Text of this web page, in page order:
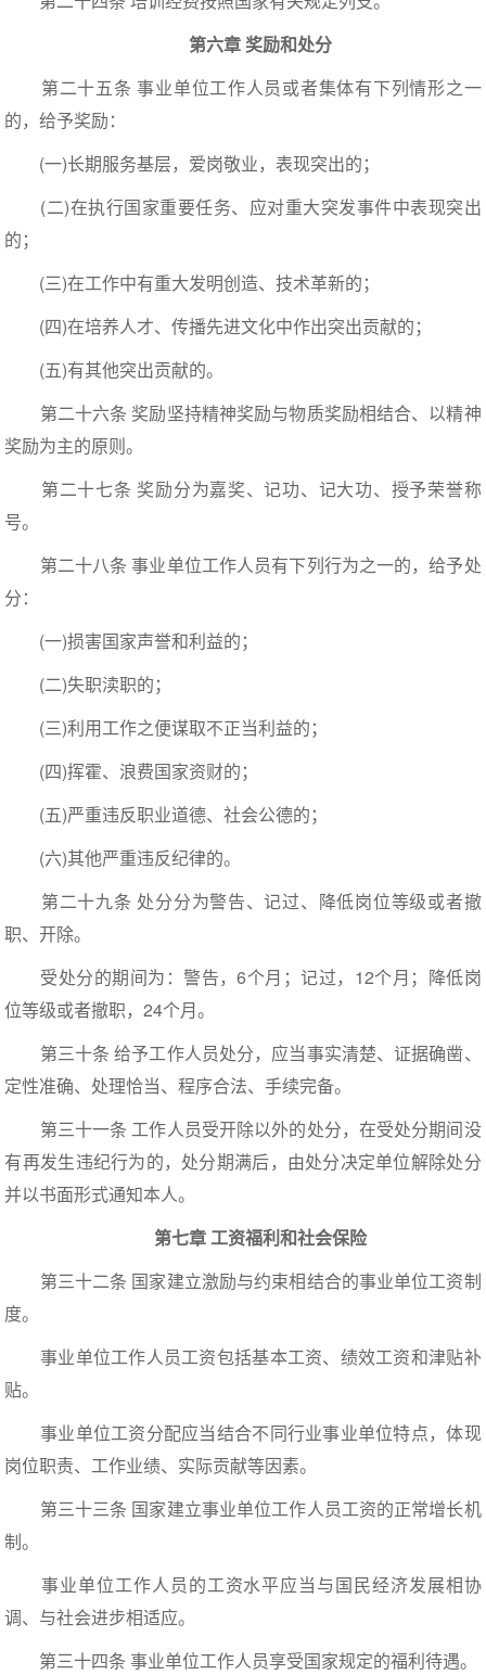
第六章 奖励和处分
第二十五条 事业单位工作人员或者集体有下列情形之一
的，给予奖励：
(一)长期服务基层，爱岗敬业，表现突出的；
(二)在执行国家重要任务、应对重大突发事件中表现突出
的；
(三)在工作中有重大发明创造、技术革新的；
(四)在培养人才、传播先进文化中作出突出贡献的；
(五)有其他突出贡献的。
第二十六条 奖励坚持精神奖励与物质奖励相结合、以精神
奖励为主的原则。
第二十七条 奖励分为嘉奖、记功、记大功、授予荣誉称
号。
第二十八条 事业单位工作人员有下列行为之一的，给予处
分：
(一)损害国家声誉和利益的；
(二)失职渎职的；
(三)利用工作之便谋取不正当利益的；
(四)挥霍、浪费国家资财的；
(五)严重违反职业道德、社会公德的；
(六)其他严重违反纪律的。
第二十九条 处分分为警告、记过、降低岗位等级或者撤
职、开除。
受处分的期间为：警告，6个月；记过，12个月；降低岗
位等级或者撤职，24个月。
第三十条 给予工作人员处分，应当事实清楚、证据确凿、
定性准确、处理恰当、程序合法、手续完备。
第三十一条 工作人员受开除以外的处分，在受处分期间没
有再发生违纪行为的，处分期满后，由处分决定单位解除处分
并以书面形式通知本人。
第七章 工资福利和社会保险
第三十二条 国家建立激励与约束相结合的事业单位工资制
度。
事业单位工作人员工资包括基本工资、绩效工资和津贴补
贴。
事业单位工资分配应当结合不同行业事业单位特点，体现
岗位职责、工作业绩、实际贡献等因素。
第三十三条 国家建立事业单位工作人员工资的正常增长机
制。
事业单位工作人员的工资水平应当与国民经济发展相协
调、与社会进步相适应。
第三十四条 事业单位工作人员享受国家规定的福利待遇。